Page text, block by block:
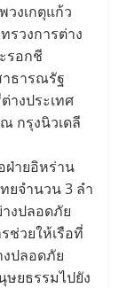
งเกตุแก้ว
รวงการต่าง
รอกชี
าธารณรัฐ
างประเทศ
กรุงนิวเดลี
ายอิหร่าน
ยจำนวน 3 ลำ
งปลอดภัย
ช่วยให้เรือที่
งปลอดภัย
ยธรรมไปยัง